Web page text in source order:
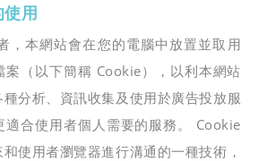
用
，本網站會在您的電腦中放置並取用
案（以下簡稱 Cookie），以利本網站
分析、資訊收集及使用於廣告投放服
適合使用者個人需要的服務。 Cookie
使用者瀏覽器進行溝通的一種技術，